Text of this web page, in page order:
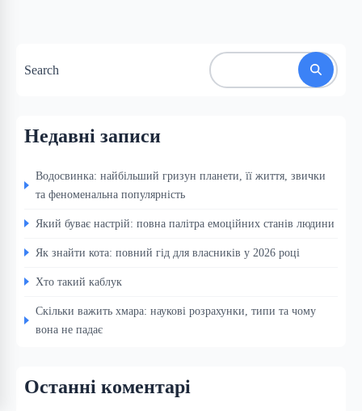
Search
Недавні записи
Водосвинка: найбільший гризун планети, її життя, звички
та феноменальна популярність
Який буває настрій: повна палітра емоційних станів людини
Як знайти кота: повний гід для власників у 2026 році
Хто такий каблук
Скільки важить хмара: наукові розрахунки, типи та чому
вона не падає
Останні коментарі